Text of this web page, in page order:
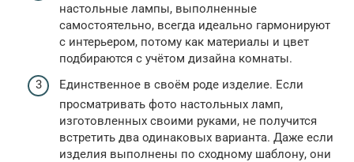
настольные лампы, выполненные
самостоятельно, всегда идеально гармонируют
с интерьером, потому как материалы и цвет
подбираются с учётом дизайна комнаты.
Единственное в своём роде изделие. Если
просматривать фото настольных ламп,
изготовленных своими руками, не получится
встретить два одинаковых варианта. Даже если
изделия выполнены по сходному шаблону, они